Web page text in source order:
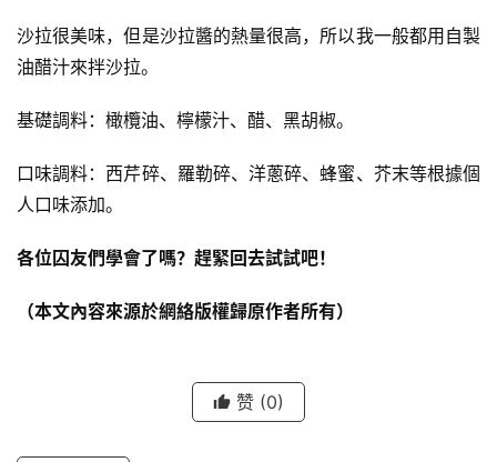
沙拉很美味，但是沙拉醬的熱量很高，所以我一般都用自製
油醋汁來拌沙拉。
基礎調料：橄欖油、檸檬汁、醋、黑胡椒。
口味調料：西芹碎、羅勒碎、洋蔥碎、蜂蜜、芥末等根據個
人口味添加。
各位囚友們學會了嗎？趕緊回去試試吧！
（本文內容來源於網絡版權歸原作者所有）
赞 (0)